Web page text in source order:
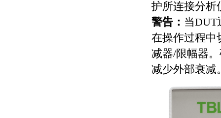
护所连接分析
警告： 当DUT
在操作过程中
减器/限幅器
减少外部衰减